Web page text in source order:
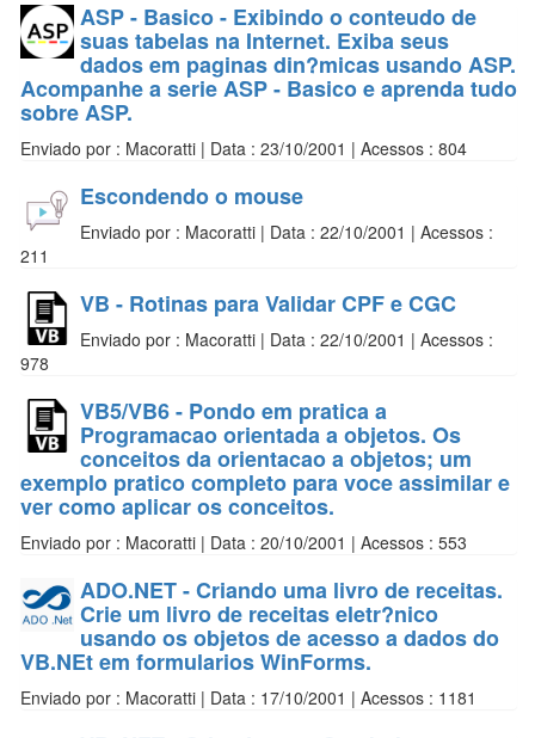
ASP - Basico - Exibindo o conteudo de
suas tabelas na Internet. Exiba seus
dados em paginas din?micas usando ASP.
Acompanhe a serie ASP - Basico e aprenda tudo
sobre ASP.
Enviado por : Macoratti | Data : 23/10/2001 | Acessos : 804
Escondendo o mouse
Enviado por : Macoratti | Data : 22/10/2001 | Acessos :
211
VB - Rotinas para Validar CPF e CGC
Enviado por : Macoratti | Data : 22/10/2001 | Acessos :
978
VB5/VB6 - Pondo em pratica a
Programacao orientada a objetos. Os
conceitos da orientacao a objetos; um
exemplo pratico completo para voce assimilar e
ver como aplicar os conceitos.
Enviado por : Macoratti | Data : 20/10/2001 | Acessos : 553
ADO.NET - Criando uma livro de receitas.
Crie um livro de receitas eletr?nico
usando os objetos de acesso a dados do
VB.NEt em formularios WinForms.
Enviado por : Macoratti | Data : 17/10/2001 | Acessos : 1181